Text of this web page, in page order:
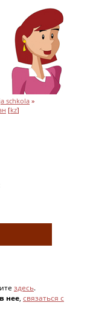
schkola »
[kz]
здесь.
нее, связаться с